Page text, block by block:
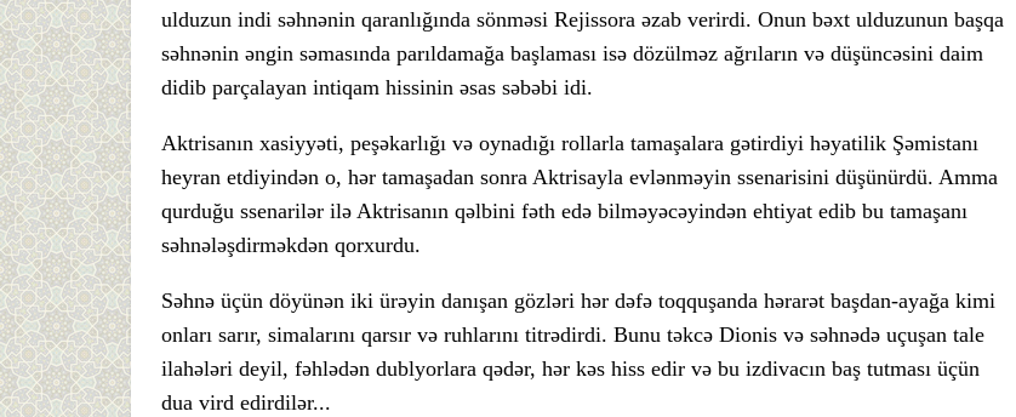
ulduzun indi səhnənin qaranlığında sönməsi Rejissora əzab verirdi. Onun bəxt ulduzunun başqa
səhnənin əngin səmasında parıldamağa başlaması isə dözülməz ağrıların və düşüncəsini daim
didib parçalayan intiqam hissinin əsas səbəbi idi.
Aktrisanın xasiyyəti, peşəkarlığı və oynadığı rollarla tamaşalara gətirdiyi həyatilik Şəmistanı
heyran etdiyindən o, hər tamaşadan sonra Aktrisayla evlənməyin ssenarisini düşünürdü. Amma
qurduğu ssenarilər ilə Aktrisanın qəlbini fəth edə bilməyəcəyindən ehtiyat edib bu tamaşanı
səhnələşdirməkdən qorxurdu.
Səhnə üçün döyünən iki ürəyin danışan gözləri hər dəfə toqquşanda hərarət başdan-ayağa kimi
onları sarır, simalarını qarsır və ruhlarını titrədirdi. Bunu təkcə Dionis və səhnədə uçuşan tale
ilahələri deyil, fəhlədən dublyorlara qədər, hər kəs hiss edir və bu izdivacın baş tutması üçün
dua vird edirdilər...